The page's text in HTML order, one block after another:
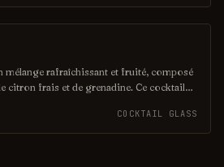
fait un choix sophistiqué pour les
mélange rafraîchissant et fruité, composé
citron frais et de grenadine. Ce cocktail
estivale. Parfait pour les amateurs de
et son goût délicat.
COCKTAIL GLASS